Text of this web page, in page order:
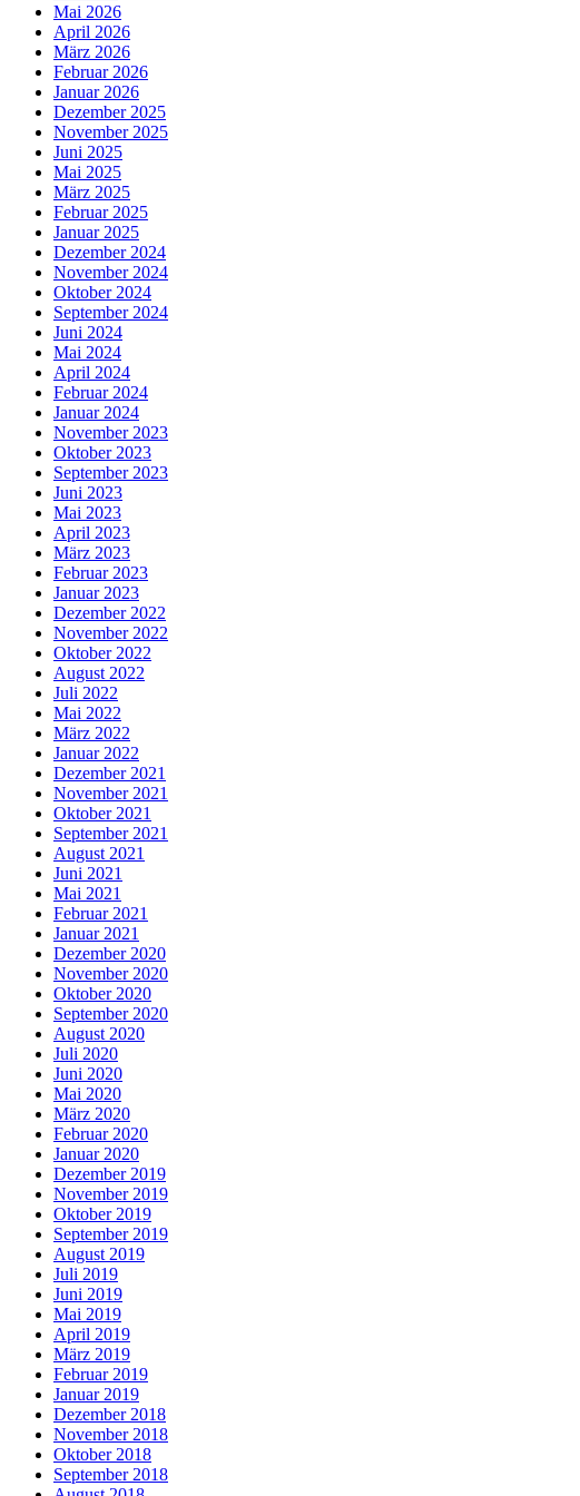
Mai 2026
April 2026
März 2026
Februar 2026
Januar 2026
Dezember 2025
November 2025
Juni 2025
Mai 2025
März 2025
Februar 2025
Januar 2025
Dezember 2024
November 2024
Oktober 2024
September 2024
Juni 2024
Mai 2024
April 2024
Februar 2024
Januar 2024
November 2023
Oktober 2023
September 2023
Juni 2023
Mai 2023
April 2023
März 2023
Februar 2023
Januar 2023
Dezember 2022
November 2022
Oktober 2022
August 2022
Juli 2022
Mai 2022
März 2022
Januar 2022
Dezember 2021
November 2021
Oktober 2021
September 2021
August 2021
Juni 2021
Mai 2021
Februar 2021
Januar 2021
Dezember 2020
November 2020
Oktober 2020
September 2020
August 2020
Juli 2020
Juni 2020
Mai 2020
März 2020
Februar 2020
Januar 2020
Dezember 2019
November 2019
Oktober 2019
September 2019
August 2019
Juli 2019
Juni 2019
Mai 2019
April 2019
März 2019
Februar 2019
Januar 2019
Dezember 2018
November 2018
Oktober 2018
September 2018